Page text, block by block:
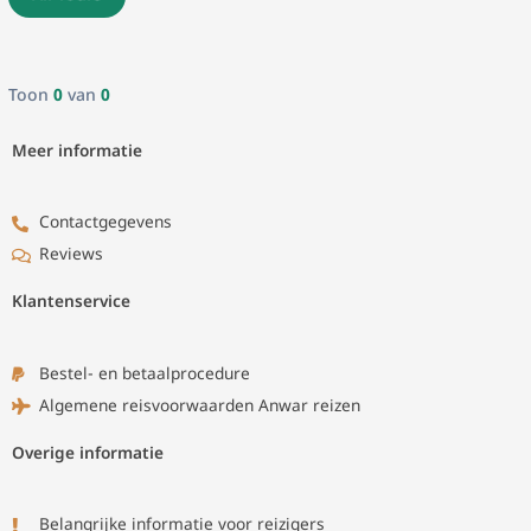
Toon0 van0
Meer informatie
Contactgegevens
Reviews
Klantenservice
Bestel- en betaalprocedure
Algemene reisvoorwaarden Anwar reizen
Overige informatie
Belangrijke informatie voor reizigers